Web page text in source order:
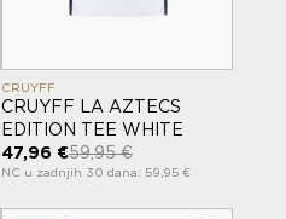
CRUYFF
CRUYFF LA AZTECS
EDITION TEE WHITE
47,96 €59,95 €
NC u zadnjih 30 dana: 59,95 €